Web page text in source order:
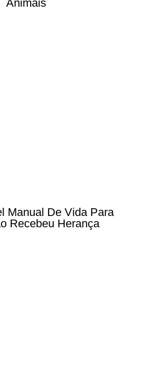
Animais
Manual De Vida Para
Recebeu Herança